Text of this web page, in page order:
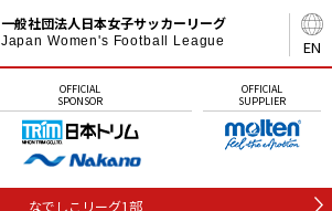
EN
一般社団法人日本女子サッカーリーグ
Japan Women's Football League
OFFICIAL
SPONSOR
OFFICIAL
SUPPLIER
なでしこリーグ1部